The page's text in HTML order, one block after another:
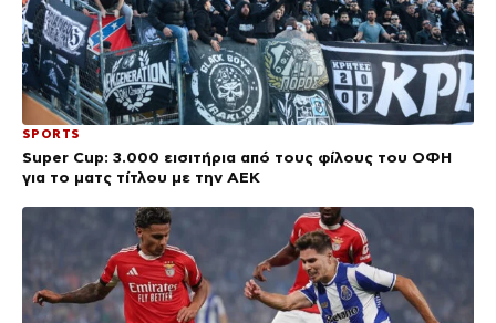
SPORTS
Super Cup: 3.000 εισιτήρια από τους φίλους του ΟΦΗ
για το ματς τίτλου με την ΑΕΚ